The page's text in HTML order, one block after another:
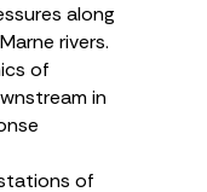
along
rivers.
of
in
of